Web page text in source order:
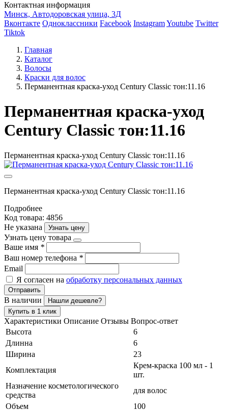
Контактная информация
Минск, Автодоровская улица, 3Д
Вконтакте Одноклассники Facebook InstagramYoutube Twitter
Tiktok
Главная
Каталог
Волосы
Краски для волос
Перманентная краска-уход Century Classic тон:11.16
Перманентная краска-уход
Century Classic тон:11.16
Перманентная краска-уход Century Classic тон:11.16
Перманентная краска-уход Century Classic тон:11.16
Подробнее
Код товара: 4856
Не указана
Узнать цену
Узнать цену товара
Ваше имя *
Ваш номер телефона *
Email
Я согласен на обработку персональных данных
Отправить
В наличии
Нашли дешевле?
Купить в 1 клик
Характеристики Описание Отзывы Вопрос-ответ
Высота
6
Длинна
6
Ширина
23
Комплектация
Крем-краска 100 мл - 1
шт.
Назначение косметологического
средства
для волос
Объем
100